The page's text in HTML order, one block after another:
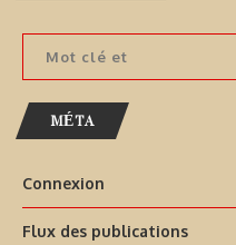
MÉTA
Connexion
Flux des publications